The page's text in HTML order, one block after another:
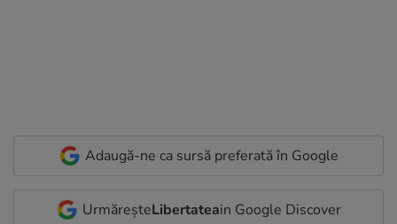
Adaugă-ne ca sursă preferată în Google
UrmăreșteLibertateain Google Discover